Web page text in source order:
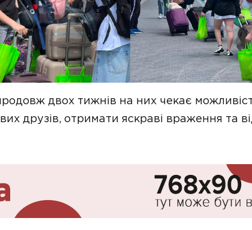
двох тижнів на них чекає
друзів, отримати яскраві враження та